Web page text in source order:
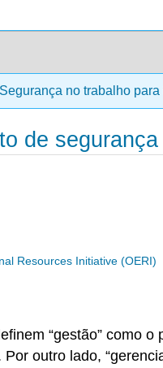
Segurança no trabalho
de
Resources Initiative (OERI)
“gestão” como
outro lado,